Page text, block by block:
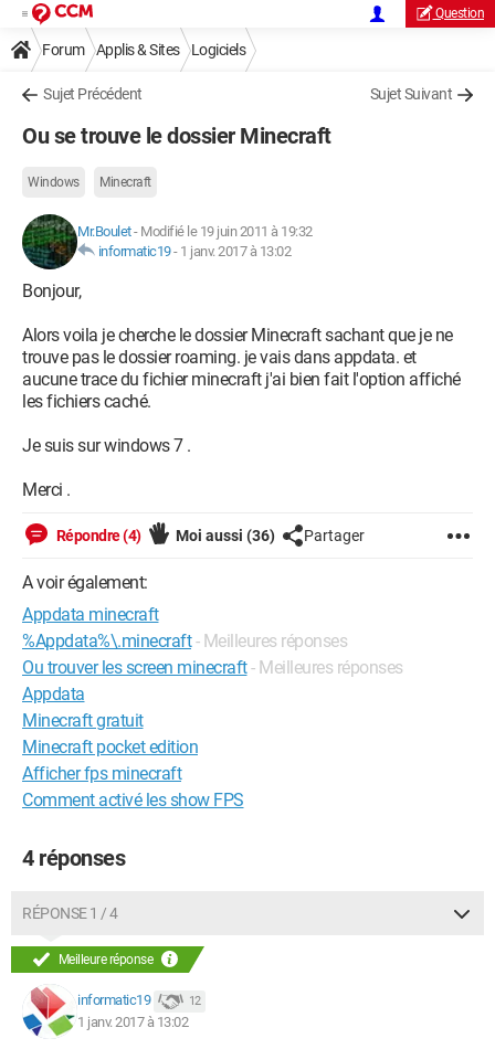
Question
Forum Applis & Sites Logiciels
Sujet Précédent Sujet Suivant
Ou se trouve le dossier Minecraft
Windows Minecraft
Mr.Boulet- Modifié le 19 juin 2011 à 19:32
informatic19- 1 janv. 2017 à 13:02
Bonjour,
Alors voila je cherche le dossier Minecraft sachant que je ne
trouve pas le dossier roaming. je vais dans appdata. et
aucune trace du fichier minecraft j'ai bien fait l'option affiché
les fichiers caché.
Je suis sur windows 7 .
Merci .
Répondre (4) Moi aussi (36) Partager
A voir également:
Appdata minecraft
%Appdata%\.minecraft - Meilleures réponses
Ou trouver les screen minecraft- Meilleures réponses
Appdata
Minecraft gratuit
Minecraft pocket edition
Afficher fps minecraft
Comment activé les show FPS
4 réponses
RÉPONSE 1 / 4
Meilleure réponse
informatic19 12
1 janv. 2017 à 13:02